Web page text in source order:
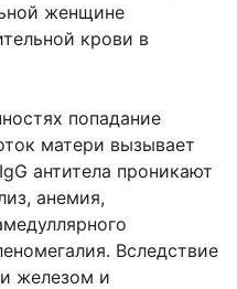
женщине
крови в
попадание
матери вызывает
антитела проникают
анемия,
Вследствие
железом и